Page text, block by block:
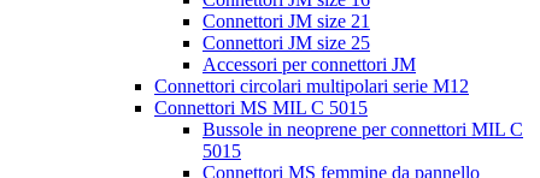
Connettori JM size 21
Connettori JM size 25
Accessori per connettori JM
Connettori circolari multipolari serie M12
Connettori MS MIL C 5015
Bussole in neoprene per connettori MIL C
5015
Connettori MS femmine da pannello